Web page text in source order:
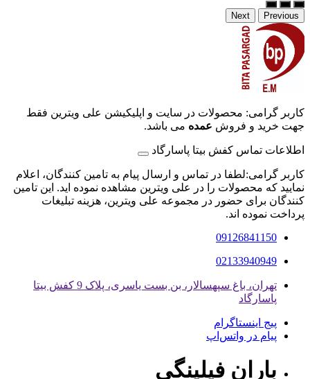
Previous
Next
کاربر گرامی: محصولات در سایت و اپلیکیشن علی ویترین فقط
جهت خرید و فروش عمده می باشد.
اطلاعات تماس کفش بیتا پاسارگاد
کاربر گرامی:لطفا در تماس و ارسال پیام به تامین کنندگان، اعلام
نمایید که محصولات را در علی ویترین مشاهده نموده اید. این تامین
کنندگان برای حضور در مجموعه علی ویترین، هزینه تبلیغات
پرداخت نموده اند.
09126841150
02133940949
تهران، باغ سپهسالار، بن بست یاسری، پلاک 9 کفش بیتا
پاسارگاد
پیج اینستاگرام
پیام در واتس‌اپ
باران فیلینگی